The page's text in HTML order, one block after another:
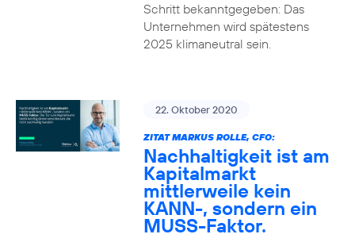
Schritt bekanntgegeben: Das
Unternehmen wird spätestens
2025 klimaneutral sein.
22. Oktober 2020
ZITAT MARKUS ROLLE, CFO:
Nachhaltigkeit ist am
Kapitalmarkt
mittlerweile kein
KANN-, sondern ein
MUSS-Faktor.